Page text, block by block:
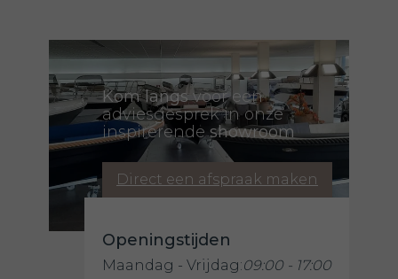
Kom langsvoor een
adviesgesprek in onze
inspirerendeshowroom
Direct een afspraak maken
Openingstijden
Maandag - Vrijdag:09:00 - 17:00